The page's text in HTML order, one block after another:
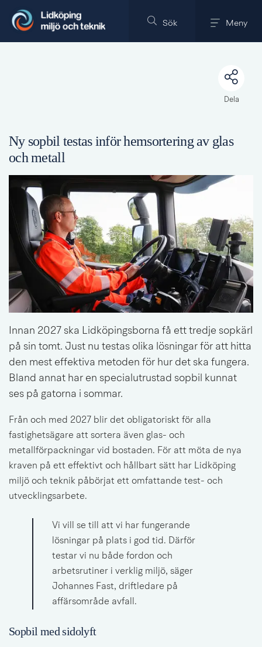
Sök Meny
Dela
Ny sopbil testas inför hemsortering av glas
och metall
Innan 2027 ska Lidköpingsborna få ett tredje sopkärl
på sin tomt. Just nu testas olika lösningar för att hitta
den mest effektiva metoden för hur det ska fungera.
Bland annat har en specialutrustad sopbil kunnat
ses på gatorna i sommar.
Från och med 2027 blir det obligatoriskt för alla
fastighetsägare att sortera även glas- och
metallförpackningar vid bostaden. För att möta de nya
kraven på ett effektivt och hållbart sätt har Lidköping
miljö och teknik påbörjat ett omfattande test- och
utvecklingsarbete.
Vi vill se till att vi har fungerande
lösningar på plats i god tid. Därför
testar vi nu både fordon och
arbetsrutiner i verklig miljö, säger
Johannes Fast, driftledare på
affärsområde avfall.
Sopbil med sidolyft